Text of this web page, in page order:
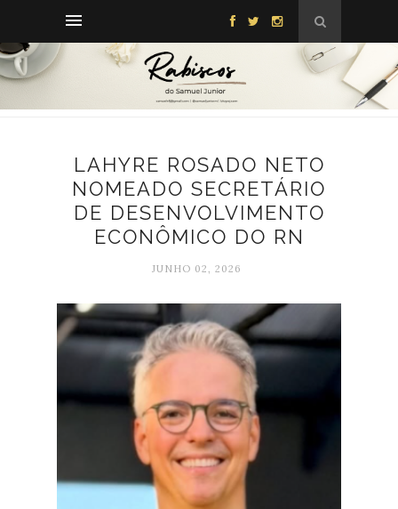
LAHYRE ROSADO NETO
NOMEADO SECRETÁRIO
DE DESENVOLVIMENTO
ECONÔMICO DO RN
JUNHO 02, 2026